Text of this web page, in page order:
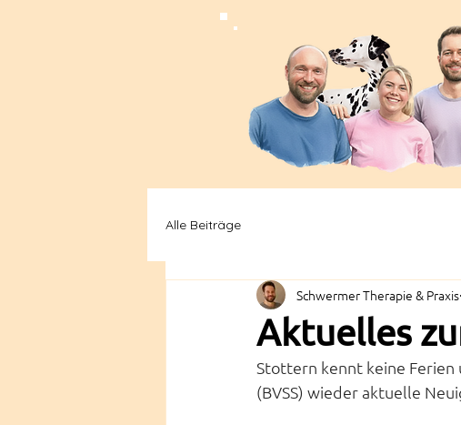
Alle Beiträge
Aktuelles
Schwermer Therapie & Praxis
Stottern kennt keine Ferien
(BVSS) wieder aktuelle